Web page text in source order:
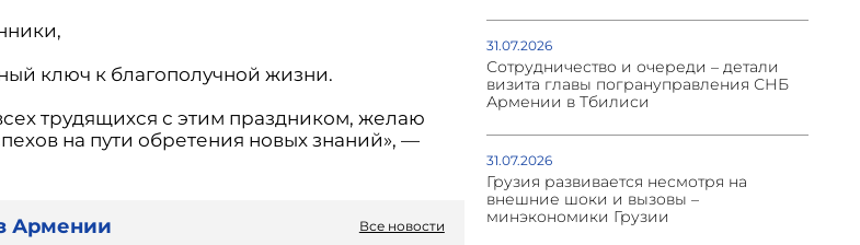
ключ к благополучной жизни.
трудящихся с этим праздником, желаю
на пути обретения новых знаний», —
Армении Все новости
31.07.2026
Сотрудничество и очереди – детали
визита главы погрануправления СНБ
Армении в Тбилиси
31.07.2026
Грузия развивается несмотря на
внешние шоки и вызовы –
минэкономики Грузии